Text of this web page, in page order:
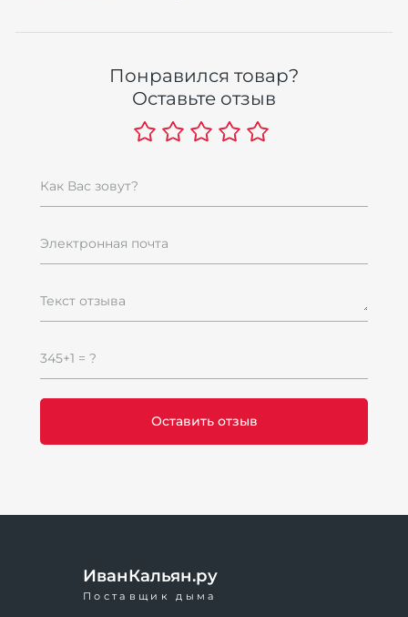
Понравился товар?
Оставьте отзыв
Как Вас зовут?
Электронная почта
Текст отзыва
345+1 = ?
ИванКальян.ру
Поставщик дыма